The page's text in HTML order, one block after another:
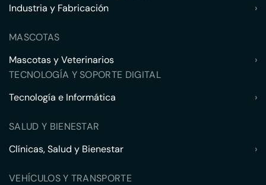
Industria y Fabricación
›
MASCOTAS
Mascotas y Veterinarios
›
TECNOLOGÍA Y SOPORTE DIGITAL
Tecnología e Informática
›
SALUD Y BIENESTAR
Clínicas, Salud y Bienestar
›
VEHÍCULOS Y TRANSPORTE